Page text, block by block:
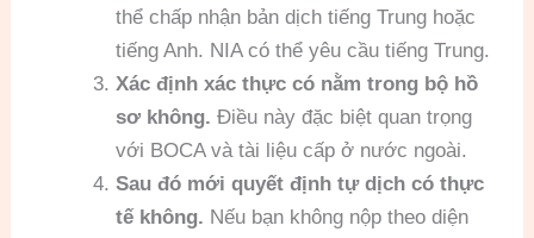
thể chấp nhận bản dịch tiếng Trung hoặc
tiếng Anh. NIA có thể yêu cầu tiếng Trung.
Xác định xác thực có nằm trong bộ hồ
sơ không. Điều này đặc biệt quan trọng
với BOCA và tài liệu cấp ở nước ngoài.
Sau đó mới quyết định tự dịch có thực
tế không. Nếu bạn không nộp theo diện